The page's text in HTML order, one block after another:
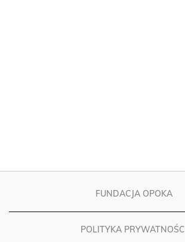
FUNDACJA OPOKA
POLITYKA PRYWATNOŚCI